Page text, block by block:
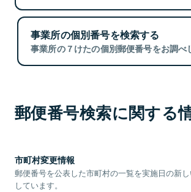
事業所の個別番号を検索する
事業所の７けたの個別郵便番号をお調べ
郵便番号検索に関する
市町村変更情報
郵便番号を公表した市町村の一覧を実施日の新
しています。